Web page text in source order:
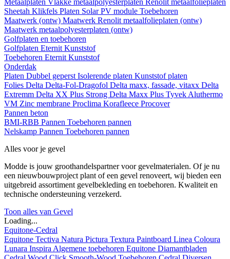
Metaalplaten Vlakke metaalpolyesterplaten Renolit metaalfolieplaten
Sheetah Klikfels Platen Solar PV module Toebehoren
Maatwerk (ontw) Maatwerk Renolit metaalfolieplaten (ontw)
Maatwerk metaalpolyesterplaten (ontw)
Golfplaten en toebehoren
Golfplaten Eternit Kunststof
Toebehoren Eternit Kunststof
Onderdak
Platen Dubbel geperst Isolerende platen Kunststof platen
Folies Delta Delta-Fol-Dragofol Delta maxx, fassade, vitaxx Delta
Extremm Delta XX Plus Strong Delta Maxx Plus Tyvek Aluthermo
VM Zinc membrane Proclima Korafleece Procover
Pannen beton
BMI-RBB Pannen Toebehoren pannen
Nelskamp Pannen Toebehoren pannen
Alles voor je gevel
Modde is jouw groothandelspartner voor gevelmaterialen. Of je nu
een nieuwbouwproject plant of een gevel renoveert, wij bieden een
uitgebreid assortiment gevelbekleding en toebehoren. Kwaliteit en
technische ondersteuning verzekerd.
Toon alles van Gevel
Loading...
Equitone-Cedral
Equitone Tectiva Natura Pictura Textura Paintboard Linea Coloura
Lunara Inspira Algemene toebehoren Equitone Diamantbladen